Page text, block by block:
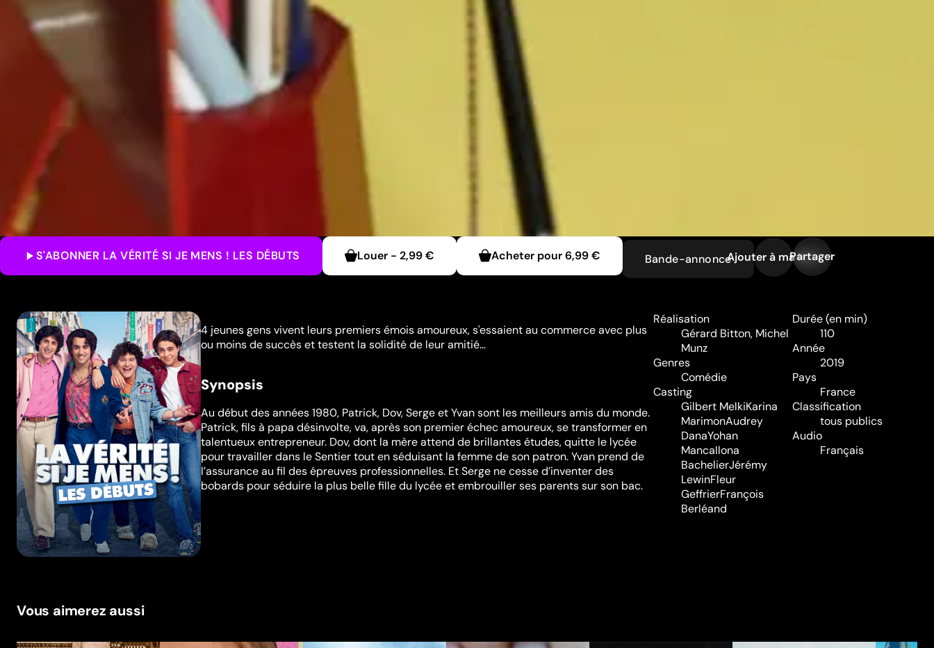
S'ABONNER LA VÉRITÉ SI JE MENS ! LES DÉBUTS Louer- 2,99 € Acheter pour 6,99 € Bande-annonceAjouter à ma liste
Partager
4 jeunes gens vivent leurs premiers émois amoureux, s'essaient au commerce avec plus
ou moins de succès et testent la solidité de leur amitié...
Synopsis
Au début des années 1980, Patrick, Dov, Serge et Yvan sont les meilleurs amis du monde.
Patrick, fils à papa désinvolte, va, après son premier échec amoureux, se transformer en
talentueux entrepreneur. Dov, dont la mère attend de brillantes études, quitte le lycée
pour travailler dans le Sentier tout en séduisant la femme de son patron. Yvan prend de
l’assurance au fil des épreuves professionnelles. Et Serge ne cesse d’inventer des
bobards pour séduire la plus belle fille du lycée et embrouiller ses parents sur son bac.
Réalisation
Gérard Bitton, Michel
Munz
Genres
Comédie
Casting
Gilbert MelkiKarina
MarimonAudrey
DanaYohan
MancaIlona
BachelierJérémy
LewinFleur
GeffrierFrançois
Berléand
Durée (en min)
110
Année
2019
Pays
France
Classification
tous publics
Audio
Français
Vous aimerez aussi